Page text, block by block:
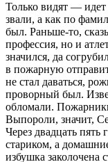
Только видят —
звали, а как по
был. Раньше-то,
профессия, но и
значился, да
в пожарную
не стал даваться,
проворный был.
обломали.
Выпороли, значит,
Через двадцать пять
стариком, а
избушка заколочена